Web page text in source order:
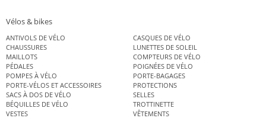
Vélos & bikes
ANTIVOLS DE VÉLO
CASQUES DE VÉLO
CHAUSSURES
LUNETTES DE SOLEIL
MAILLOTS
COMPTEURS DE VÉLO
PÉDALES
POIGNÉES DE VÉLO
POMPES À VÉLO
PORTE-BAGAGES
PORTE-VÉLOS ET ACCESSOIRES
PROTECTIONS
SACS À DOS DE VÉLO
SELLES
BÉQUILLES DE VÉLO
TROTTINETTE
VESTES
VÊTEMENTS